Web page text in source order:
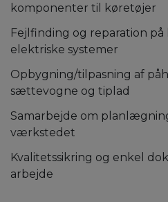
komponenter til køretøjer
Fejlfinding og reparation på
elektriske systemer
Opbygning/tilpasning af
sættevogne og tiplad
Samarbejde om
værkstedet
Kvalitetssikring og enkel
arbejde